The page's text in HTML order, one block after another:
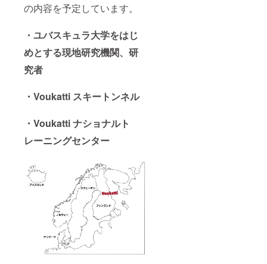
の内容を予定しています。
・ユバスキュラ大学をはじ
めとする現地研究機関、研
究者
・Voukatti スキートンネル
・Voukatti ナショナルト
レーニングセンター